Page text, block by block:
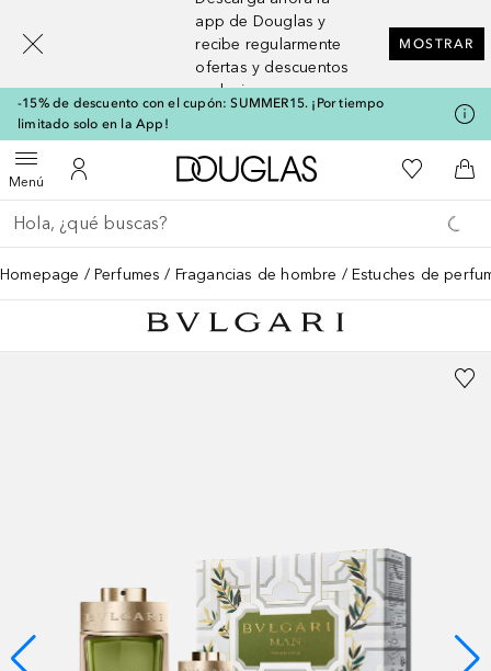
app de Douglas y
recibe regularmente
ofertas y descuentos
exclusivos
MOSTRAR
-15% de descuento con el cupón: SUMMER15. ¡Por tiempo
limitado solo en la App!
MenúAbrir menúMi cuenta
A Douglas HomeMi lista de
A
Regresar
Ejecutar búsqueda
Homepage Perfumes Fragancias de hombre Estuches de
[navigation.slideout.screenreader]